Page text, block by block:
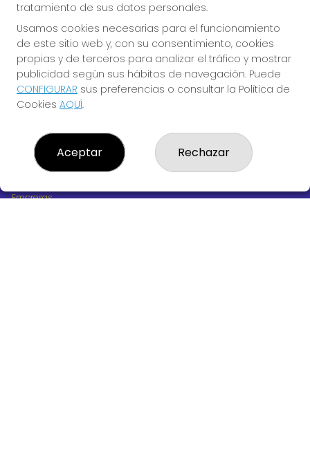
La de la Antigua de
Gamonal
¿Quiénes somos?
Comprar lotería
Resultados
Empresas
tratamiento de sus datos personales.
Usamos cookies necesarias para el funcionamiento
de este sitio web y, con su consentimiento, cookies
propias y de terceros para analizar el tráfico y mostrar
publicidad según sus hábitos de navegación. Puede
CONFIGURAR sus preferencias o consultar la Política de
Cookies AQUÍ.
Aceptar Rechazar